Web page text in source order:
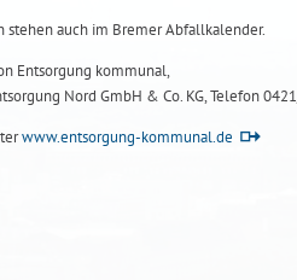
auch im Bremer Abfallkalender.
Entsorgung kommunal,
Nord GmbH & Co. KG, Telefon
www.entsorgung-kommunal.de